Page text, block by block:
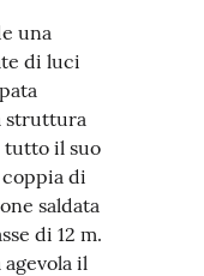
una
di luci
struttura
tutto il suo
di
saldata
di 12 m.
il